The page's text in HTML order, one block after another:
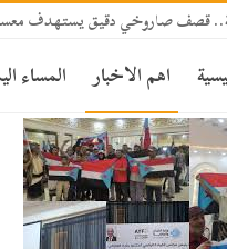
قصف صاروخي دقيق يستهدف
اهم الاخبار المساء